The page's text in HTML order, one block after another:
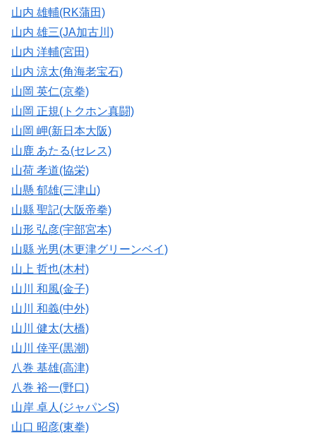
山内 雄輔(RK蒲田)
山内 雄三(JA加古川)
山内 洋輔(宮田)
山内 涼太(角海老宝石)
山岡 英仁(京拳)
山岡 正規(トクホン真闘)
山岡 岬(新日本大阪)
山鹿 あたる(セレス)
山荷 孝道(協栄)
山懸 郁雄(三津山)
山縣 聖記(大阪帝拳)
山形 弘彦(宇部宮本)
山縣 光男(木更津グリーンベイ)
山上 哲也(木村)
山川 和風(金子)
山川 和義(中外)
山川 健太(大橋)
山川 倖平(黒潮)
八巻 基雄(高津)
八巻 裕一(野口)
山岸 卓人(ジャパンS)
山口 昭彦(東拳)